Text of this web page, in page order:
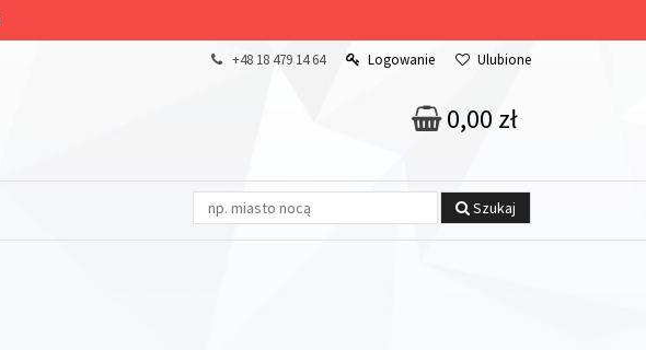
+48 18 479 14 64 Logowanie Ulubione
0,00 zł
Szukaj